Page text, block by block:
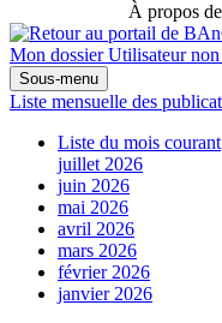
À propos
Mon dossier Utilisateur
Sous-menu
Liste mensuelle des
Liste du mois courant
juillet 2026
juin 2026
mai 2026
avril 2026
mars 2026
février 2026
janvier 2026